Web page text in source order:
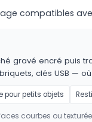
compatibles
gravé encré puis
clés USB —
pour petits objets
courbes ou